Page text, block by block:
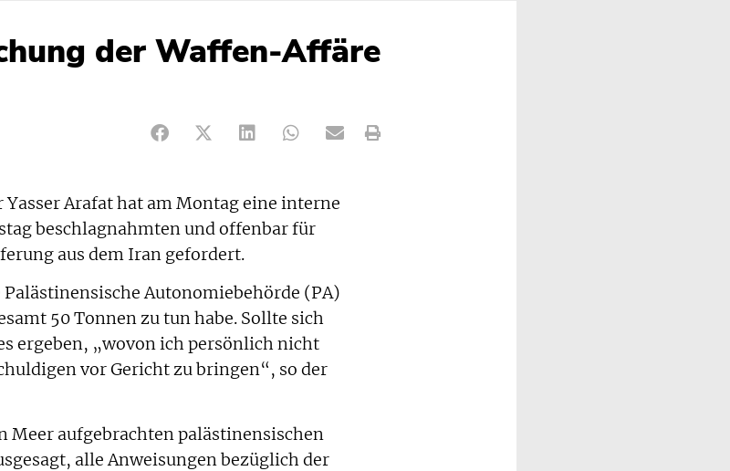
der Waffen-Affäre
Arafat hat am Montag eine interne
beschlagnahmten und offenbar für
aus dem Iran gefordert.
Autonomiebehörde (PA)
50 Tonnen zu tun habe. Sollte sich
ergeben, „wovon ich persönlich nicht
vor Gericht zu bringen“, so der
Meer aufgebrachten palästinensischen
alle Anweisungen bezüglich der